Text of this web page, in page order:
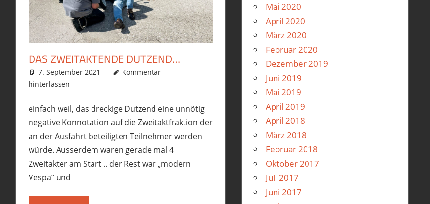
Vespa GTS300
DAS ZWEITAKTENDE DUTZEND…
7. September 2021 phil
Allgemein,Roller
Kommentar
hinterlassen
einfach weil, das dreckige Dutzend eine unnötig
negative Konnotation auf die Zweitaktfraktion der
an der Ausfahrt beteiligten Teilnehmer werden
würde. Ausserdem waren gerade mal 4
Zweitakter am Start .. der Rest war „modern
Vespa“ und
Mai 2020
April 2020
März 2020
Februar 2020
Dezember 2019
Juni 2019
Mai 2019
April 2019
April 2018
März 2018
Februar 2018
Oktober 2017
Juli 2017
Juni 2017